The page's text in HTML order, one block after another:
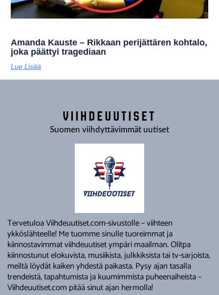
Amanda Kauste – Rikkaan perijättären kohtalo,
joka päättyi tragediaan
Lue Lisää
VIIHDEUUTISET
Suomen viihdyttävimmät uutiset
Tervetuloa Viihdeuutiset.com-sivustolle – viihteen
ykköslähteelle! Me tuomme sinulle tuoreimmat ja
kiinnostavimmat viihdeuutiset ympäri maailman. Olitpa
kiinnostunut elokuvista, musiikista, julkkiksista tai tv-sarjoista,
meiltä löydät kaiken yhdestä paikasta. Pysy ajan tasalla
trendeistä, tapahtumista ja kuumimmista puheenaiheista –
Viihdeuutiset.com pitää sinut ajan hermolla!